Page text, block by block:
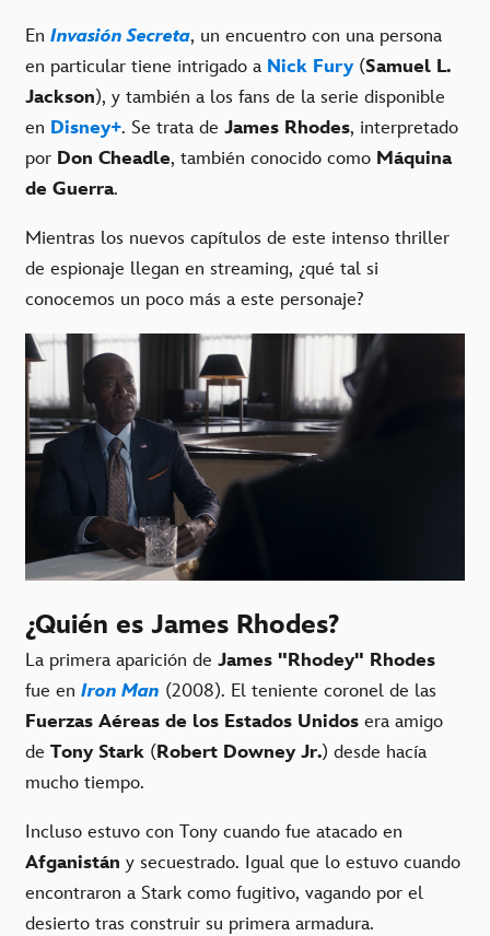
En Invasión Secreta, un encuentro con una persona
en particular tiene intrigado a Nick Fury (Samuel L.
Jackson), y también a los fans de la serie disponible
en Disney+. Se trata de James Rhodes, interpretado
por Don Cheadle, también conocido como Máquina
de Guerra.
Mientras los nuevos capítulos de este intenso thriller
de espionaje llegan en streaming, ¿qué tal si
conocemos un poco más a este personaje?
¿Quién es James Rhodes?
La primera aparición de James "Rhodey" Rhodes
fue en Iron Man (2008). El teniente coronel de las
Fuerzas Aéreas de los Estados Unidos era amigo
de Tony Stark (Robert Downey Jr.) desde hacía
mucho tiempo.
Incluso estuvo con Tony cuando fue atacado en
Afganistán y secuestrado. Igual que lo estuvo cuando
encontraron a Stark como fugitivo, vagando por el
desierto tras construir su primera armadura.